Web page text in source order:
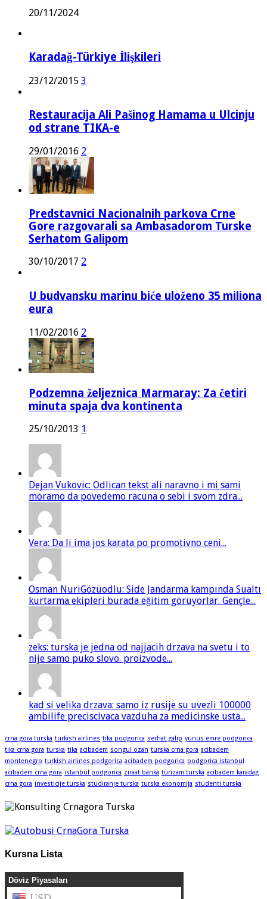
20/11/2024
Karadağ-Türkiye İlişkileri
23/12/2015 3
Restauracija Ali Pašinog Hamama u Ulcinju
od strane TIKA-e
29/01/2016 2
Predstavnici Nacionalnih parkova Crne
Gore razgovarali sa Ambasadorom Turske
Serhatom Galipom
30/10/2017 2
U budvansku marinu biće uloženo 35 miliona
eura
11/02/2016 2
Podzemna željeznica Marmaray: Za četiri
minuta spaja dva kontinenta
25/10/2013 1
Dejan Vukovic: Odlican tekst ali naravno i mi sami
moramo da povedemo racuna o sebi i svom zdra...
Vera: Da li ima jos karata po promotivno ceni...
Osman NuriGözüodlu: Side Jandarma kampında Sualtı
kurtarma ekipleri burada eğitim görüyorlar. Gençle...
zeks: turska je jedna od najjacih drzava na svetu i to
nije samo puko slovo. proizvode...
kad si velika drzava: samo iz rusije su uvezli 100000
ambilife preciscivaca vazduha za medicinske usta...
crna gora turska turkish airlines tika podgorica serhat galip yunus emre podgorica
tika crna gora turska tika acibadem songul ozan turska crna gora acibadem
montenegro turkish airlines podgorica acibadem podgorica podgorica istanbul
acibadem crna gora istanbul podgorica ziraat banka turizam turska acibadem karadag
crna gora investicije turska studiranje turska turska ekonomija studenti turska
Kursna Lista